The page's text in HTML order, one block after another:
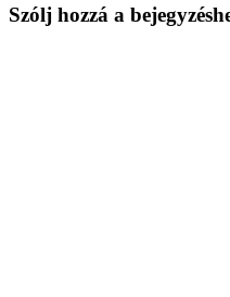
Szólj hozzá a